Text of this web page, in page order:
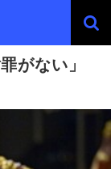
がない」